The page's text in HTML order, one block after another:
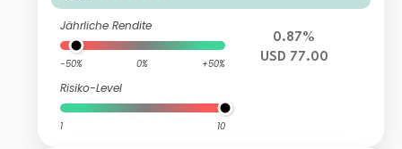
Jährliche Rendite
-50% 0% +50%
Risiko-Level
1 10
0.87%
USD 77.00